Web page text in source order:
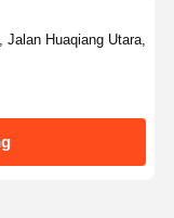
Huaqiang Utara,